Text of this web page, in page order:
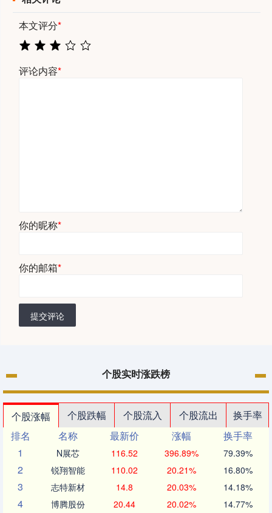
本文评分*
评论内容*
你的昵称*
你的邮箱*
提交评论
个股实时涨跌榜
个股涨幅 个股跌幅 个股流入 个股流出
换手率
排名
名称 最新价 涨幅
换手率
1
N展芯 116.52 396.89% 79.39%
2 锐翔智能 110.02 20.21% 16.80%
3 志特新材 14.8 20.03% 14.18%
4 博腾股份 20.44 20.02% 14.77%